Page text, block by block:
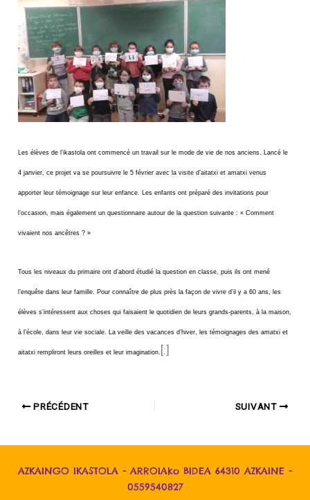
Les élèves de l’ikastola ont commencé un travail sur le mode de vie de nos anciens. Lancé le
4 janvier, ce projet va se poursuivre le 5 février avec la visite d’aitatxi et amatxi venus
apporter leur témoignage sur leur enfance. Les enfants ont préparé des invitations pour
l’occasion, mais également un questionnaire autour de la question suivante : « Comment
vivaient nos ancêtres ? »
Tous les niveaux du primaire ont d’abord étudié la question en classe, puis ils ont mené
l’enquête dans leur famille. Pour connaître de plus près la façon de vivre d’il y a 60 ans, les
élèves s’intéressent aux choses qui faisaient le quotidien de leurs grands-parents, à la maison,
à l’école, dans leur vie sociale. La veille des vacances d’hiver, les témoignages des amatxi et
aitatxi rempliront leurs oreilles et leur imagination. [:]
PRÉCÉDENT SUIVANT
AZKAINGO IKASTOLA - ARROIAko BIDEA 64310 AZKAINE -
0559540827